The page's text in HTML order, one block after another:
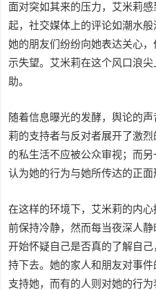
面对突如其来的压力，艾米莉
起，社交媒体上的评论如潮水般
她的朋友们纷纷向她表达关心
示失望。艾米莉在这个风口浪
助。
随着信息曝光的发酵，舆论的
莉的支持者与反对者展开了激
的私生活不应被公众审视；而另
认为她的行为与她所传达的正面
在这样的环境下，艾米莉的内
前保持冷静，然而每当夜深人
开始怀疑自己是否真的了解自
持下去。她的家人和朋友对事
支持她，而有的人则对她的行